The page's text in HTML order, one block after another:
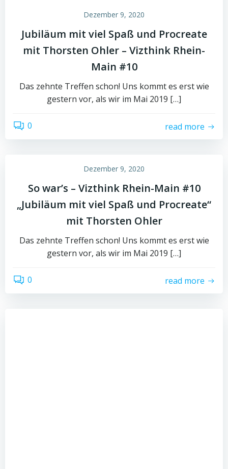
Dezember 9, 2020
Jubiläum mit viel Spaß und Procreate
mit Thorsten Ohler – Vizthink Rhein-
Main #10
Das zehnte Treffen schon! Uns kommt es erst wie
gestern vor, als wir im Mai 2019 […]
0 read more
Dezember 9, 2020
So war’s – Vizthink Rhein-Main #10
„Jubiläum mit viel Spaß und Procreate“
mit Thorsten Ohler
Das zehnte Treffen schon! Uns kommt es erst wie
gestern vor, als wir im Mai 2019 […]
0 read more